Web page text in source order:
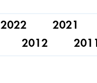
2022 2021
2012 2011